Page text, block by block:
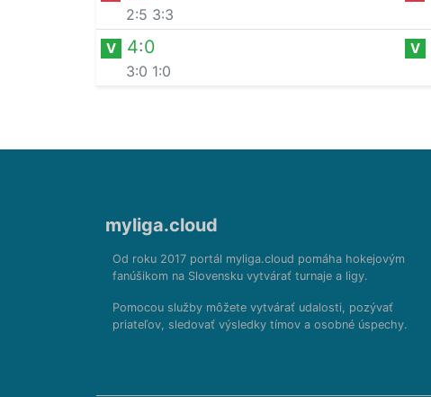
2:5 3:3
V 4:0
3:0 1:0
V
myliga.cloud
Od roku 2017 portál myliga.cloud pomáha hokejovým
fanúšikom na Slovensku vytvárať turnaje a ligy.
Pomocou služby môžete vytvárať udalosti, pozývať
priateľov, sledovať výsledky tímov a osobné úspechy.